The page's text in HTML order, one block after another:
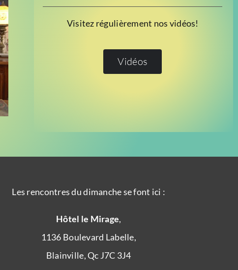
Visitez régulièrement nos vidéos!
Vidéos
Les rencontres du dimanche se font ici :
Hôtel le Mirage,
1136 Boulevard Labelle,
Blainville, Qc J7C 3J4